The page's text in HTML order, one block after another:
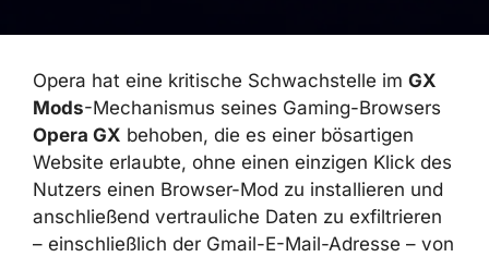
Opera hat eine kritische Schwachstelle im GX
Mods-Mechanismus seines Gaming-
Browsers Opera GX behoben, die es einer
bösartigen Website erlaubte, ohne einen
einzigen Klick des Nutzers einen Browser-
Mod zu installieren und anschließend
vertrauliche Daten zu exfiltrieren –